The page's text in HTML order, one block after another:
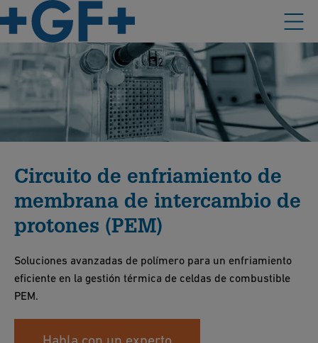
Circuito de enfriamiento de
membrana de intercambio de
protones (PEM)
Soluciones avanzadas de polímero para un enfriamiento
eficiente en la gestión térmica de celdas de combustible
PEM.